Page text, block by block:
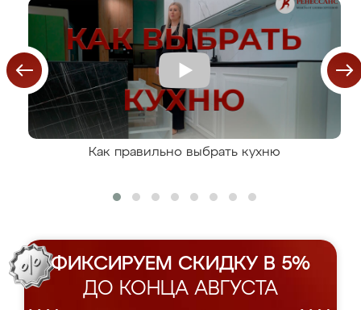
Как правильно выбрать кухню
ФИКСИРУЕМ СКИДКУ В 5%
ДО КОНЦА АВГУСТА